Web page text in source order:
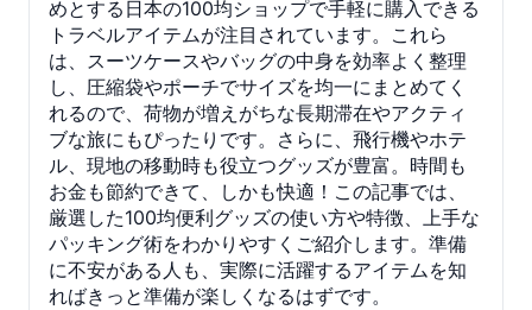
めとする日本の100均ショップで手軽に購入できる
トラベルアイテムが注目されています。これら
は、スーツケースやバッグの中身を効率よく整理
し、圧縮袋やポーチでサイズを均一にまとめてく
れるので、荷物が増えがちな長期滞在やアクティ
ブな旅にもぴったりです。さらに、飛行機やホテ
ル、現地の移動時も役立つグッズが豊富。時間も
お金も節約できて、しかも快適！この記事では、
厳選した100均便利グッズの使い方や特徴、上手な
パッキング術をわかりやすくご紹介します。準備
に不安がある人も、実際に活躍するアイテムを知
ればきっと準備が楽しくなるはずです。